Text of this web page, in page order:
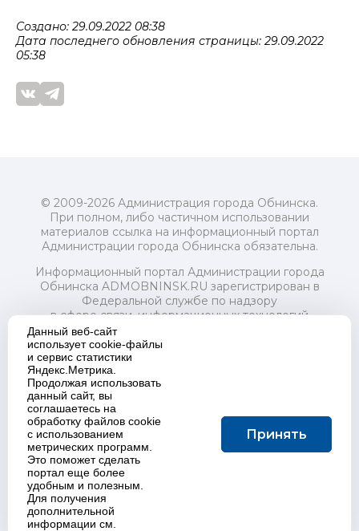
Создано: 29.09.2022 08:38
Дата последнего обновления страницы: 29.09.2022
05:38
© 2009-2026 Администрация города Обнинска.
При полном, либо частичном использовании
материалов ссылка на информационный портал
Администрации города Обнинска обязательна.
Информационный портал Администрации города
Обнинска ADMOBNINSK.RU зарегистрирован в
Федеральной службе по надзору
в сфере связи, информационных технологий
и массовых коммуникаций (Роскомнадзор) 24 июля
2018 года.
Свидетельство о регистрации Эл № ФС77-73321
Учредитель: Администрация (исполнительно-
распорядительный орган) городского округа "Город
Обнинск". Главный редактор: Байкова Е.А.
Адрес электронной почты Редакции:
redactor@admobninsk.ru
Телефон Редакции: +7 (484) 395-85-85
Настоящий ресурс содержит материалы 18+
Политика в отношении обработки персональных
Данный веб-сайт
использует cookie-файлы
и сервис статистики
Яндекс.Метрика.
Продолжая использовать
данный сайт, вы
соглашаетесь на
обработку файлов cookie
с использованием
метрических программ.
Это поможет сделать
портал еще более
удобным и полезным.
Для получения
дополнительной
информации см.
Принять